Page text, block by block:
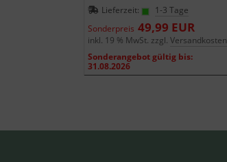
Lieferzeit:
1-3 Tage
Sonderpreis 49,99 EUR
inkl. 19 % MwSt. zzgl. Versandkosten
Sonderangebot gültig bis:
31.08.2026